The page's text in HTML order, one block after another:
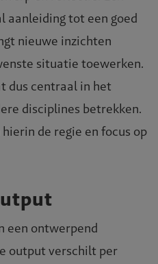
aanleiding tot een goed
nieuwe inzichten
situatie toewerken.
dus centraal in het
disciplines betrekken.
de regie en focus op
een ontwerpend
output verschilt per